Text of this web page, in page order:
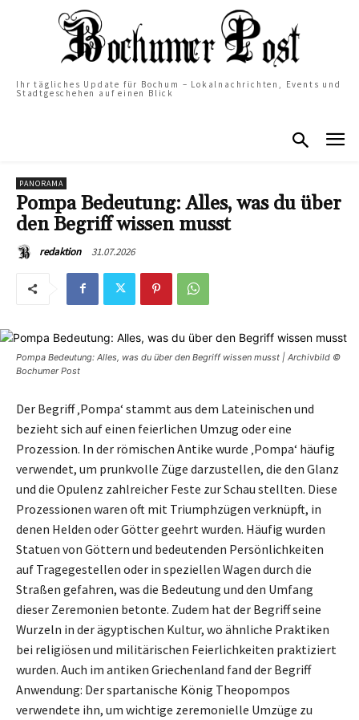
Ihr tägliches Update für Bochum – Lokalnachrichten, Events und
Stadtgeschehen auf einen Blick
PANORAMA
Pompa Bedeutung: Alles, was du über
den Begriff wissen musst
redaktion 31.07.2026
Pompa Bedeutung: Alles, was du über den Begriff wissen musst | Archivbild ©
Bochumer Post
Der Begriff ‚Pompa‘ stammt aus dem Lateinischen und
bezieht sich auf einen feierlichen Umzug oder eine
Prozession. In der römischen Antike wurde ‚Pompa‘ häufig
verwendet, um prunkvolle Züge darzustellen, die den Glanz
und die Opulenz zahlreicher Feste zur Schau stellten. Diese
Prozessionen waren oft mit Triumphzügen verknüpft, in
denen Helden oder Götter geehrt wurden. Häufig wurden
Statuen von Göttern und bedeutenden Persönlichkeiten
auf Tragegestellen oder in speziellen Wagen durch die
Straßen gefahren, was die Bedeutung und den Umfang
dieser Zeremonien betonte. Zudem hat der Begriff seine
Wurzeln in der ägyptischen Kultur, wo ähnliche Praktiken
bei religiösen und militärischen Feierlichkeiten praktiziert
wurden. Auch im antiken Griechenland fand der Begriff
Anwendung: Der spartanische König Theopompos
verwendete ihn, um wichtige zeremonielle Umzüge zu